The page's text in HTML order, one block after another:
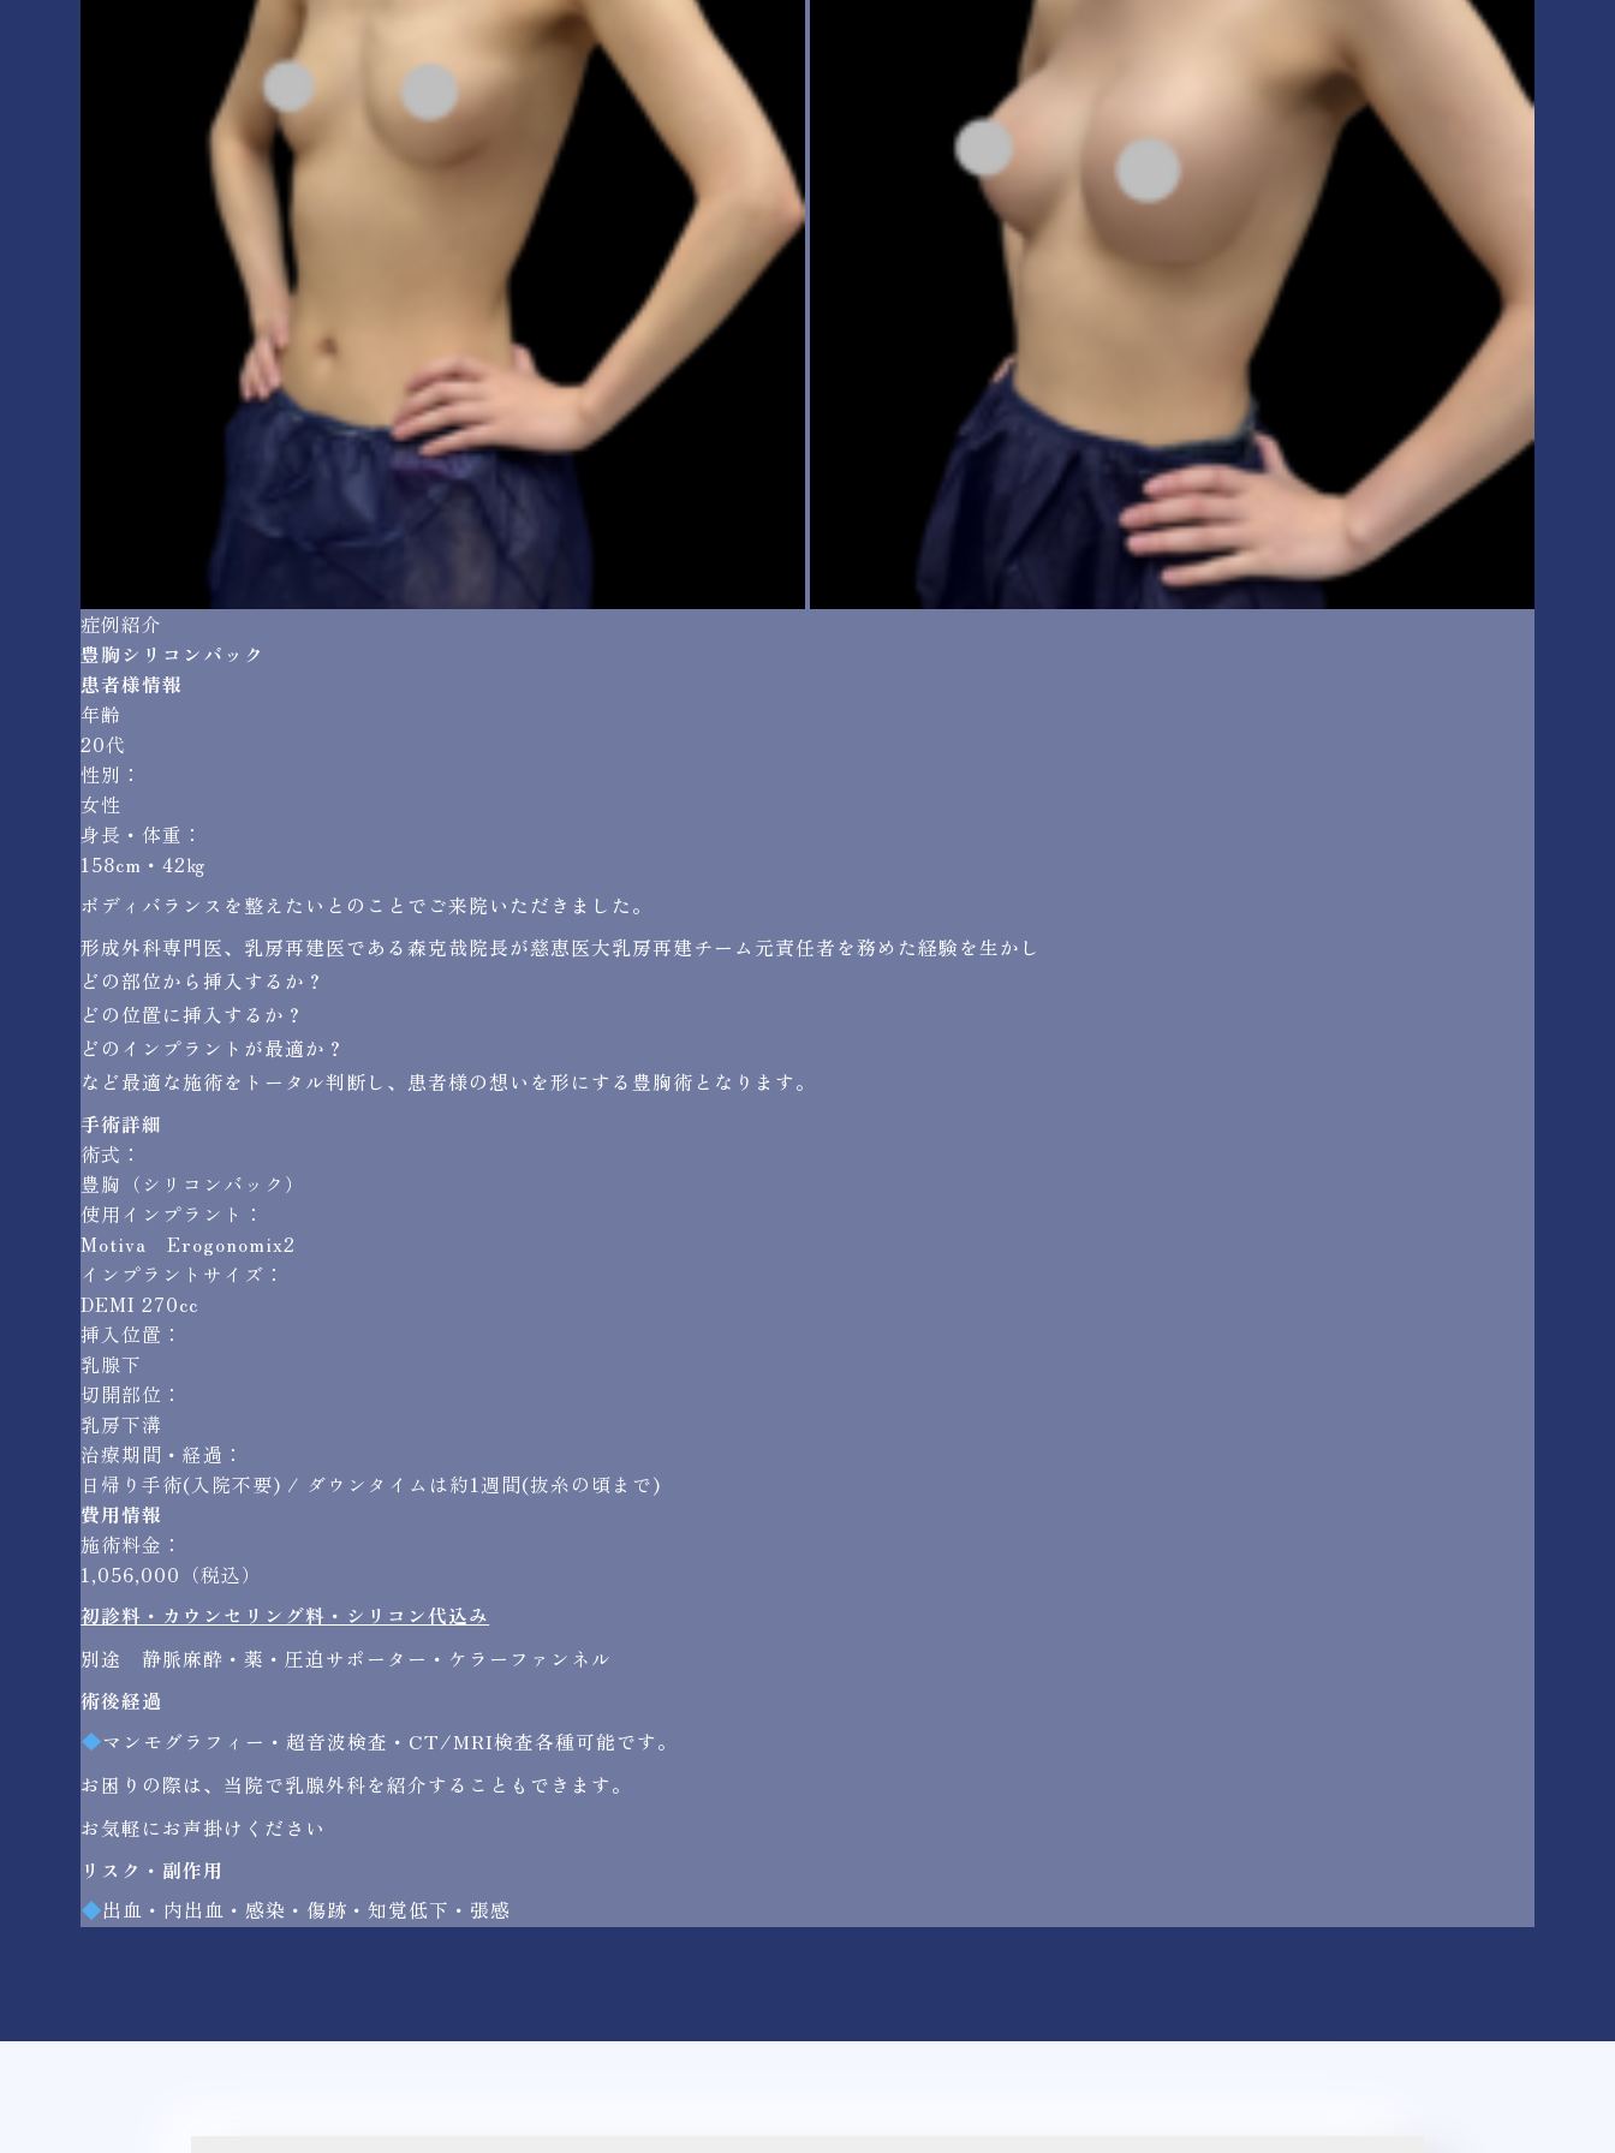
症例紹介
豊胸シリコンバック
患者様情報
年齢
20代
性別：
女性
身長・体重：
158cm・42㎏
ボディバランスを整えたいとのことでご来院いただきました。
形成外科専門医、乳房再建医である森克哉院長が慈恵医大乳房再建チーム元責任者を務めた経験を生かし
どの部位から挿入するか？
どの位置に挿入するか？
どのインプラントが最適か？
など最適な施術をトータル判断し、患者様の想いを形にする豊胸術となります。
手術詳細
術式：
豊胸（シリコンバック）
使用インプラント：
Motiva Erogonomix2
インプラントサイズ：
DEMI 270cc
挿入位置：
乳腺下
切開部位：
乳房下溝
治療期間・経過：
日帰り手術(入院不要) / ダウンタイムは約1週間(抜糸の頃まで)
費用情報
施術料金：
1,056,000（税込）
初診料・カウンセリング料・シリコン代込み
別途 静脈麻酔・薬・圧迫サポーター・ケラーファンネル
術後経過
マンモグラフィー・超音波検査・CT/MRI検査各種可能です。
お困りの際は、当院で乳腺外科を紹介することもできます。
お気軽にお声掛けください
リスク・副作用
出血・内出血・感染・傷跡・知覚低下・張感